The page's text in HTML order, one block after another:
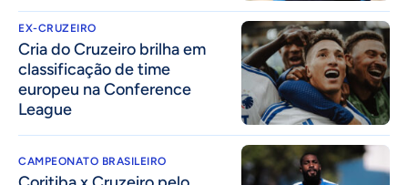
EX-CRUZEIRO
Cria do Cruzeiro brilha em
classificação de time
europeu na Conference
League
CAMPEONATO BRASILEIRO